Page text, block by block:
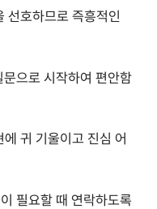
선호하므로 즉흥적인
으로 시작하여 편안함
귀 기울이고 진심 어
필요할 때 연락하도록